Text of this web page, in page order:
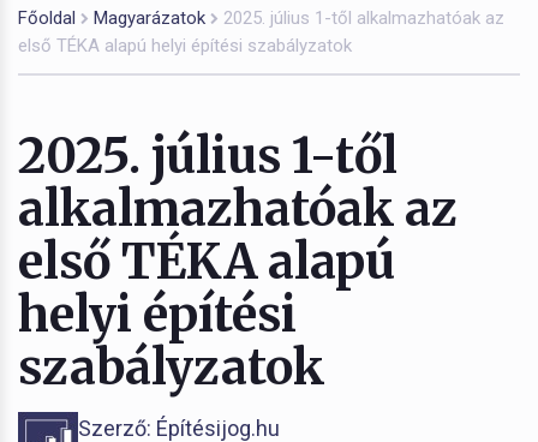
Főoldal Magyarázatok
2025. július 1-től alkalmazhatóak az
első TÉKA alapú helyi építési szabályzatok
2025. július 1-től
alkalmazhatóak az
első TÉKA alapú
helyi építési
szabályzatok
Szerző: Építésijog.hu